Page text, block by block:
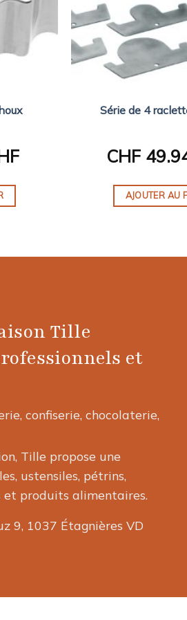
Série de 4
CHF
AJOUTER AU
Tille
et
confiserie, chocolaterie,
Tille propose une
ustensiles, pétrins,
et produits alimentaires.
9, 1037 Étagnières VD